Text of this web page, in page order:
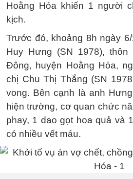
Hoằng Hóa khiến 1 người
kịch.
Trước đó, khoảng 8h ngày
Huy Hưng (SN 1978),
Đông, huyện Hoằng Hóa,
chị Chu Thị Thắng (SN
vong. Bên cạnh là anh
hiện trường, cơ quan chức
phay, 1 dao gọt hoa quả và
có nhiều vết máu.